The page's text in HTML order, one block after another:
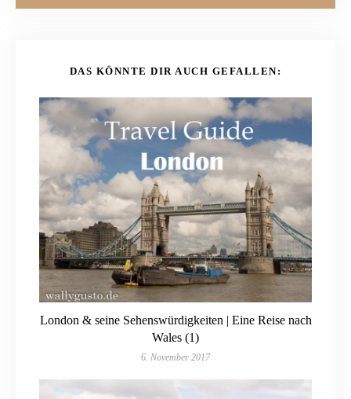
DAS KÖNNTE DIR AUCH GEFALLEN:
London & seine Sehenswürdigkeiten | Eine Reise nach
Wales (1)
6. November 2017